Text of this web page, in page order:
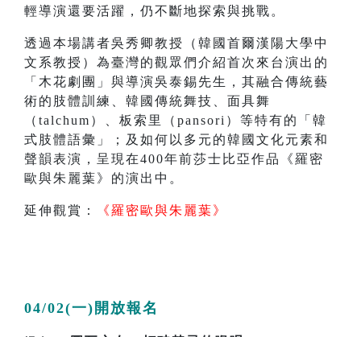
輕導演還要活躍，仍不斷地探索與挑戰。
透過本場講者吳秀卿教授（韓國首爾漢陽大學中
文系教授）為臺灣的觀眾們介紹首次來台演出的
「木花劇團」與導演吳泰錫先生，其融合傳統藝
術的肢體訓練、韓國傳統舞技、面具舞
（talchum）、板索里（pansori）等特有的「韓
式肢體語彙」；及如何以多元的韓國文化元素和
聲韻表演，呈現在400年前莎士比亞作品《羅密
歐與朱麗葉》的演出中。
延伸觀賞： 《羅密歐與朱麗葉》​
04/02(一)開放報名